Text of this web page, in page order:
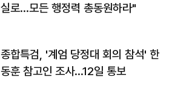
실로…모든 행정력 총동원하라"
종합특검, '계엄 당정대 회의 참석' 한
동훈 참고인 조사...12일 통보